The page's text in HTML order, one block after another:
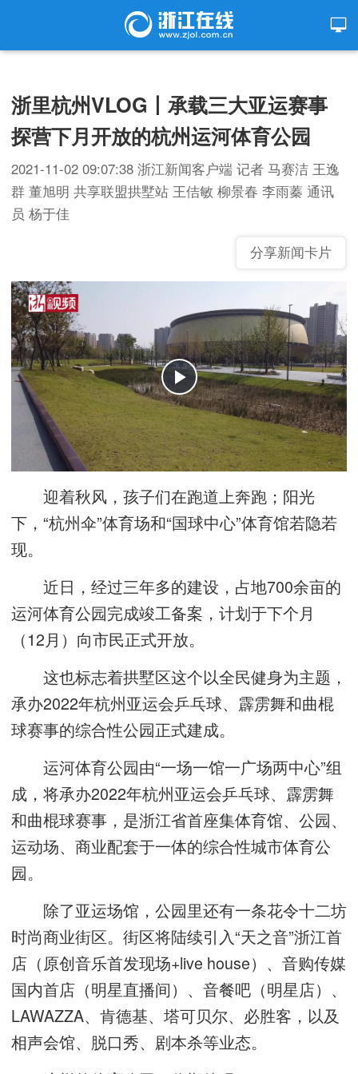
浙里杭州VLOG丨承载三大亚运赛事
探营下月开放的杭州运河体育公园
2021-11-02 09:07:38 浙江新闻客户端 记者 马赛洁 王逸
群 董旭明 共享联盟拱墅站 王佶敏 柳景春 李雨蓁 通讯
员 杨于佳
分享新闻卡片
迎着秋风，孩子们在跑道上奔跑；阳光
下，“杭州伞”体育场和“国球中心”体育馆若隐若
现。
近日，经过三年多的建设，占地700余亩的
运河体育公园完成竣工备案，计划于下个月
（12月）向市民正式开放。
这也标志着拱墅区这个以全民健身为主题，
承办2022年杭州亚运会乒乓球、霹雳舞和曲棍
球赛事的综合性公园正式建成。
运河体育公园由“一场一馆一广场两中心”组
成，将承办2022年杭州亚运会乒乓球、霹雳舞
和曲棍球赛事，是浙江省首座集体育馆、公园、
运动场、商业配套于一体的综合性城市体育公
园。
除了亚运场馆，公园里还有一条花令十二坊
时尚商业街区。街区将陆续引入“天之音”浙江首
店（原创音乐首发现场+live house）、音购传媒
国内首店（明星直播间）、音餐吧（明星店）、
LAWAZZA、肯德基、塔可贝尔、必胜客，以及
相声会馆、脱口秀、剧本杀等业态。